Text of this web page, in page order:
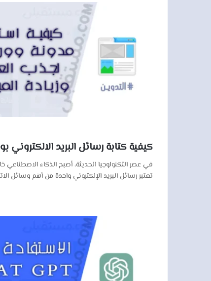
كيفية كتابة رسائل البريد
في عصر التكنولوجيا الحديثة، أصبح الذكاء الاصطناعي
تعتبر رسائل البريد الإلكتروني واحدة من أهم وسائل